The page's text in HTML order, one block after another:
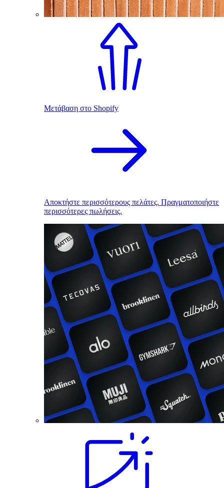
Μετάβαση στο Shopify
Αποκτήστε περισσότερους πελάτες. Πραγματοποιήστε
περισσότερες πωλήσεις.